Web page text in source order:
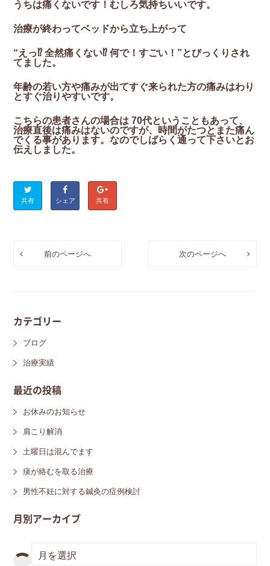
うちは痛くないです！むしろ気持ちいいです。
治療が終わってベッドから立ち上がって
“えっ⁉︎ 全然痛くない⁉︎ 何で！すごい！”とびっくりされ
てました。
年齢の若い方や痛みが出てすぐ来られた方の痛みはわり
とすぐ治りやすいです。
こちらの患者さんの場合は 70代ということもあって、
治療直後は痛みはないのですが、時間がたつとまた痛ん
でくる事があります。なのでしばらく通って下さいとお
伝えしました。
共有 シェア 共有
前のページへ 次のページへ
カテゴリー
ブログ
治療実績
最近の投稿
お休みのお知らせ
肩こり解消
土曜日は混んでます
痰が絡むを取る治療
男性不妊に対する鍼灸の症例検討
月別アーカイブ